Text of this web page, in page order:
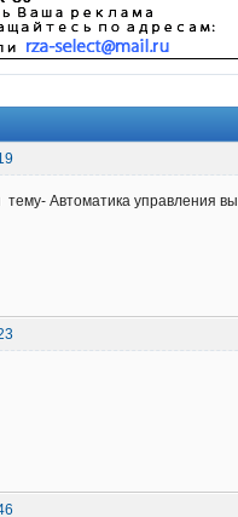
тему- Автоматика управления